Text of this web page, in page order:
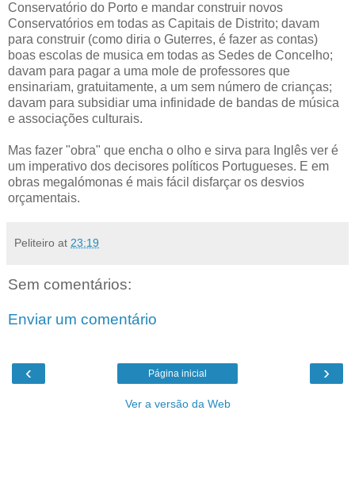
Conservatório do Porto e mandar construir novos
Conservatórios em todas as Capitais de Distrito; davam
para construir (como diria o Guterres, é fazer as contas)
boas escolas de musica em todas as Sedes de Concelho;
davam para pagar a uma mole de professores que
ensinariam, gratuitamente, a um sem número de crianças;
davam para subsidiar uma infinidade de bandas de música
e associações culturais.
Mas fazer "obra" que encha o olho e sirva para Inglês ver é
um imperativo dos decisores políticos Portugueses. E em
obras megalómonas é mais fácil disfarçar os desvios
orçamentais.
Peliteiro at 23:19
Sem comentários:
Enviar um comentário
‹ ›
Página inicial
Ver a versão da Web